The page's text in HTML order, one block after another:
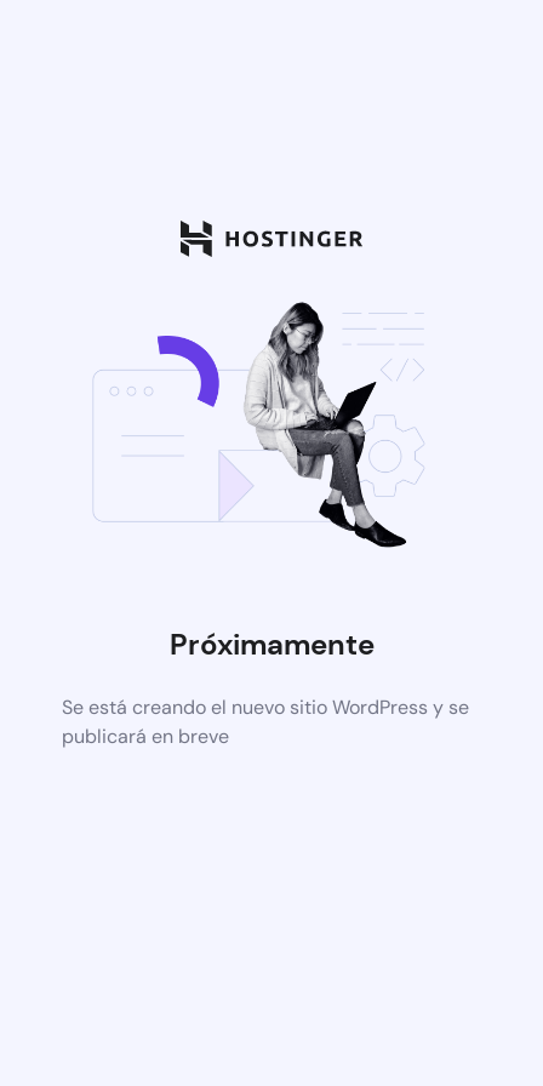
Próximamente
Se está creando el nuevo sitio WordPress y se
publicará en breve